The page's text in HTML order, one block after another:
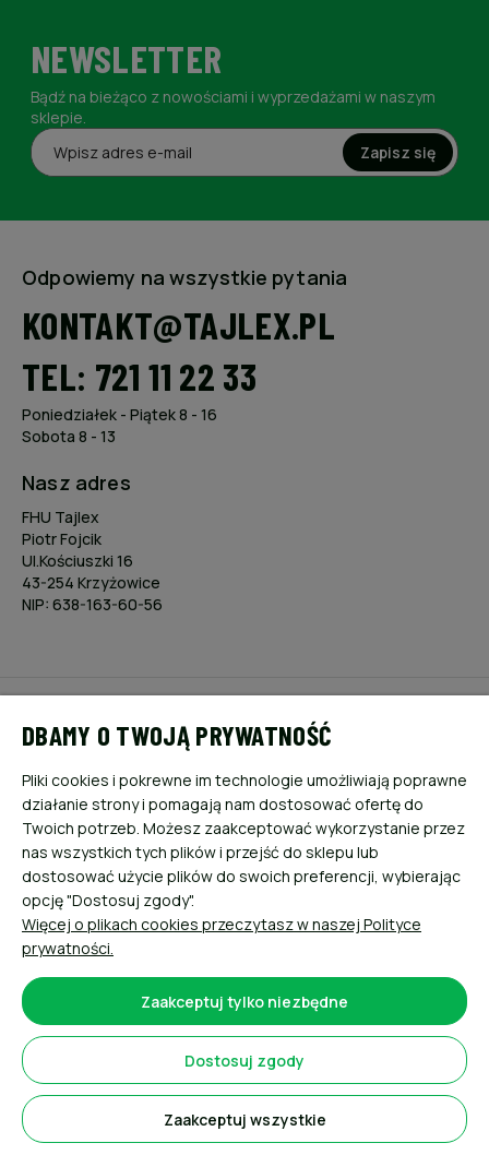
NEWSLETTER
Bądź na bieżąco z nowościami i wyprzedażami w naszym
sklepie.
Zapisz się
Odpowiemy na wszystkie pytania
KONTAKT@TAJLEX.PL
TEL: 721 11 22 33
Poniedziałek - Piątek 8 - 16
Sobota 8 - 13
Nasz adres
FHU Tajlex
Piotr Fojcik
Ul.Kościuszki 16
43-254 Krzyżowice
NIP: 638-163-60-56
PŁATNOŚCI I DOSTAWA
INFORMACJE
O NAS
Pokaż pełną wersję strony
DBAMY O TWOJĄ PRYWATNOŚĆ
Pliki cookies i pokrewne im technologie umożliwiają poprawne
działanie strony i pomagają nam dostosować ofertę do
Twoich potrzeb. Możesz zaakceptować wykorzystanie przez
nas wszystkich tych plików i przejść do sklepu lub
dostosować użycie plików do swoich preferencji, wybierając
opcję "Dostosuj zgody".
Więcej o plikach cookies przeczytasz w naszej Polityce
prywatności.
Zaakceptuj tylko niezbędne
Dostosuj zgody
Zaakceptuj wszystkie